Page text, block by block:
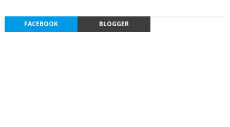
FACEBOOK BLOGGER